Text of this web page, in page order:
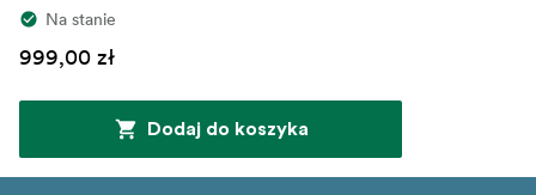
Na stanie
999,00 zł
Dodaj do koszyka